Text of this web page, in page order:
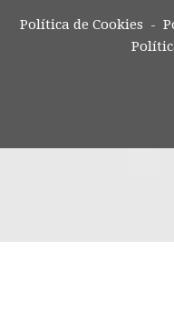
Política de Cookies -